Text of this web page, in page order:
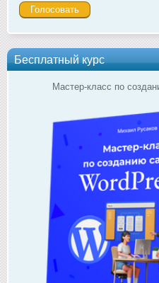
Бесплатный курс
Мастер-класс по